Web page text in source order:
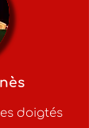
doigtés